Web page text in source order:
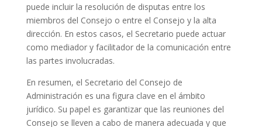
puede incluir la resolución de disputas entre los
miembros del Consejo o entre el Consejo y la alta
dirección. En estos casos, el Secretario puede actuar
como mediador y facilitador de la comunicación entre
las partes involucradas.
En resumen, el Secretario del Consejo de
Administración es una figura clave en el ámbito
jurídico. Su papel es garantizar que las reuniones del
Consejo se lleven a cabo de manera adecuada y que